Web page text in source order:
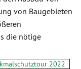
von Baugebieten
die nötige
2022